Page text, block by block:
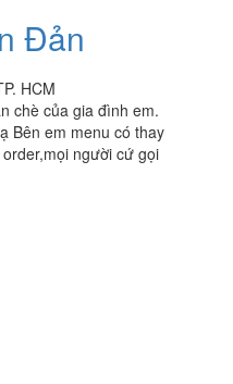
Đản
HCM
chè của gia đình em.
Bên em menu có thay
người cứ gọi